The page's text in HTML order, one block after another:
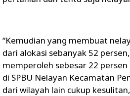
“Kemudian yang membuat
dari alokasi sebanyak 52
memperoleh sebesar 22
di SPBU Nelayan Kecamatan
dari wilayah lain cukup